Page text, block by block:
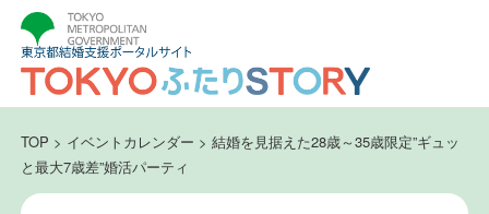
TOP > イベントカレンダー > 結婚を見据えた28歳～35歳限定”ギュッ
と最大7歳差”婚活パーティ